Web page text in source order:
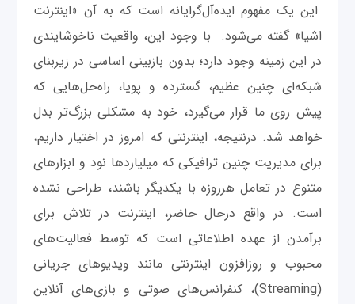
این یک مفهوم ایده‌آل‌گرایانه است که به آن «اینترنت
اشیا» گفته می‌شود. با وجود این، واقعیت ناخوشایندی
در این زمینه وجود دارد؛ بدون بازبینی اساسی در زیربنای
شبکه‌ای چنین عظیم، گسترده و پویا، راه‌حل‌هایی که
پیش روی ما قرار می‌گیرد، خود به مشکلی بزرگ‌تر بدل
خواهد شد. درنتیجه، اینترنتی که امروز در اختیار داریم،
برای مدیریت چنین ترافیکی که میلیاردها نود و ابزارهای
متنوع در تعامل هرروزه با یکدیگر باشند، طراحی نشده
است. در واقع درحال حاضر، اینترنت در تلاش برای
برآمدن از عهده اطلاعاتی‌ است که توسط فعالیت‌های
محبوب و روزافزون اینترنتی مانند ویدیوهای جریانی
(Streaming)، کنفرانس‌های صوتی و بازی‌های آنلاین